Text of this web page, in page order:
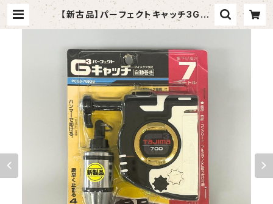
【新古品】パーフェクトキャッチ3G-7
00 7.0m（タジマ） | tomashop